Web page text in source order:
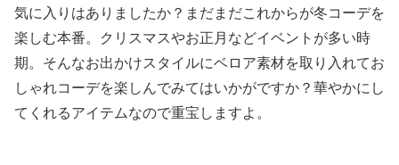
気に入りはありましたか？まだまだこれからが冬コーデを
楽しむ本番。クリスマスやお正月などイベントが多い時
期。そんなお出かけスタイルにベロア素材を取り入れてお
しゃれコーデを楽しんでみてはいかがですか？華やかにし
てくれるアイテムなので重宝しますよ。